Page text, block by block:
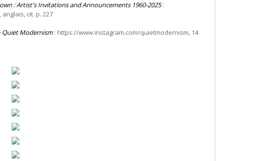
: Artist's Invitations and Announcements 1960-2025:
cit. p. 227
Quiet Modernism: https://www.instagram.com/quietmodernism, 14